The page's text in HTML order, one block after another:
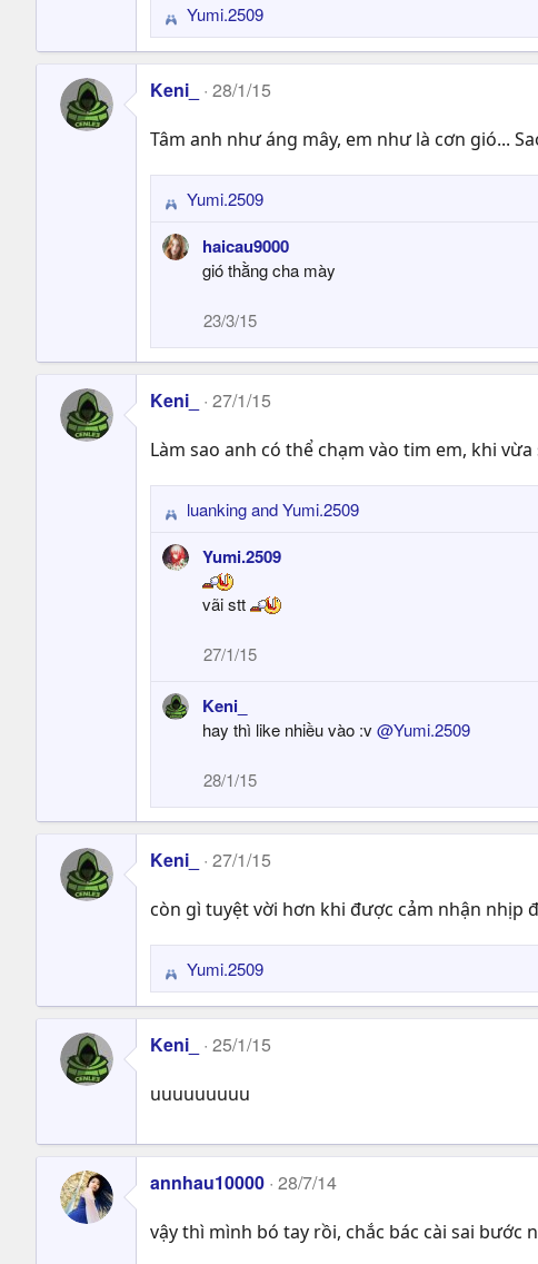
R
e
a
c
i
s
:
Yumi.2509
Keni_ 28/1/15
Tâm anh như áng mây, em như là cơn gió...
R
e
a
o
n
s
Yumi.2509
haicau9000
gió thằng cha mày
23/3/15
Keni_ 27/1/15
Làm sao anh có thể chạm vào tim em, khi
R
e
a
s
luankingandYumi.2509
Yumi.2509
vãi stt
27/1/15
Keni_
hay thì like nhiều vào :v@Yumi.2509
28/1/15
Keni_ 27/1/15
còn gì tuyệt vời hơn khi được cảm nhận nhịp
R
e
a
c
i
n
s
:
Yumi.2509
Keni_ 25/1/15
uuuuuuuuu
annhau10000 28/7/14
vậy thì mình bó tay rồi, chắc bác cài sai bước